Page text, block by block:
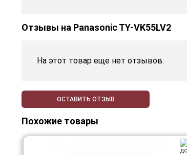
Отзывы на Panasonic TY-VK55LV2
На этот товар еще нет отзывов.
ОСТАВИТЬ ОТЗЫВ
Похожие товары